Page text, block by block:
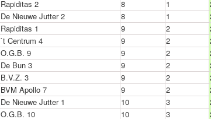
Rapiditas 2 8 1
De Nieuwe Jutter 2 8 1
Rapiditas 1 9 2
`t Centrum 4 9 2
O.G.B. 9 9 2
De Bun 3 9 2
B.V.Z. 3 9 2
BVM Apollo 7 9 2
De Nieuwe Jutter 1 10 3
O.G.B. 10 10 3